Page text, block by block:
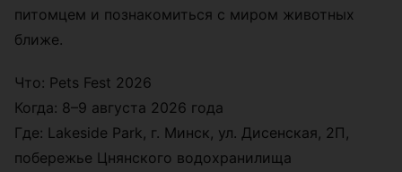
питомцем и познакомиться с миром животных
ближе.
Что: Pets Fest 2026
Когда: 8–9 августа 2026 года
Где: Lakeside Park, г. Минск, ул. Дисенская, 2П,
побережье Цнянского водохранилища